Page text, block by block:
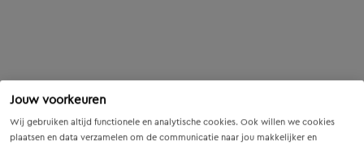
Jouw voorkeuren
Wij gebruiken altijd functionele en analytische cookies. Ook willen we cookies
plaatsen en data verzamelen om de communicatie naar jou makkelijker en